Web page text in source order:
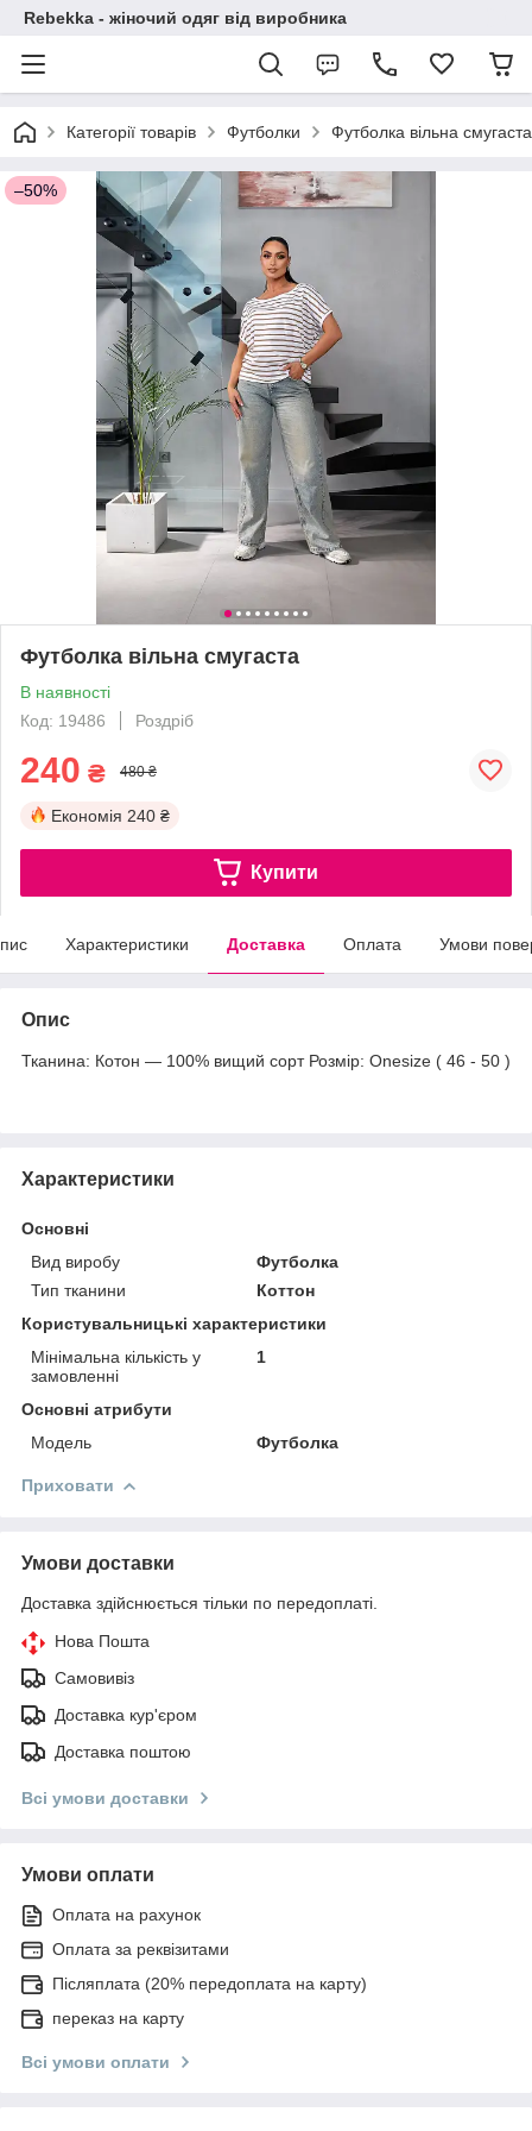
Rebekka - жіночий одяг від виробника
Категорії товарів Футболки Футболка вільна смугаста
–50%
Футболка вільна смугаста
В наявності
Код: 19486
Роздріб
240 ₴ 480 ₴
Економія 240 ₴
Купити
Характеристики Доставка Оплата Умови
Опис
Тканина: Котон — 100% вищий сорт Розмір: Onesize ( 46 - 50 )
Характеристики
Основні
Вид виробу
Футболка
Тип тканини
Коттон
Користувальницькі характеристики
Мінімальна кількість у
замовленні
1
Основні атрибути
Мoдель
Футболка
Приховати
Умови доставки
Доставка здійснюється тільки по передоплаті.
Нова Пошта
Самовивіз
Доставка кур'єром
Доставка поштою
Всі умови доставки
Умови оплати
Оплата на рахунок
Оплата за реквізитами
Післяплата (20% передоплата на карту)
переказ на карту
Всі умови оплати